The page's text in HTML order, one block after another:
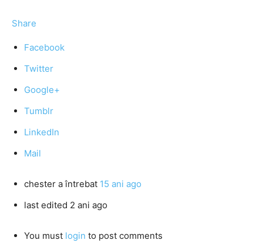
Share
Facebook
Twitter
Google+
Tumblr
LinkedIn
Mail
chester a întrebat 15 ani ago
last edited 2 ani ago
You must login to post comments